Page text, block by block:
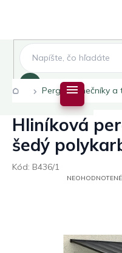
Domov
Pergoly slnečníky a
Hliníková
šedý
Kód: B436/1
PRIEMERNÉ
HVIEZDIČIEK.
NEOHODNOTENÉ